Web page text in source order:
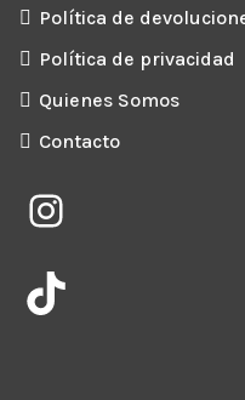
Política de
Política de privacidad
Quienes Somos
Contacto